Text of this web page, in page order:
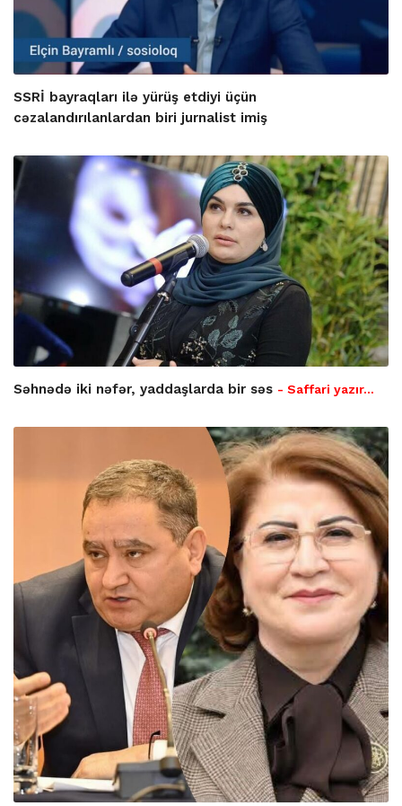
SSRİ bayraqları ilə yürüş etdiyi üçün
cəzalandırılanlardan biri jurnalist imiş
Səhnədə iki nəfər, yaddaşlarda bir səs - Saffari yazır…